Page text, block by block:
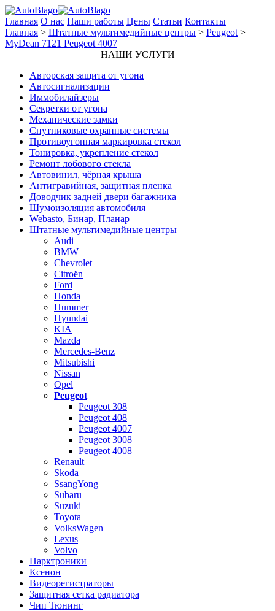
Главная О нас Наши работы Цены Статьи Контакты
Главная > Штатные мультимедийные центры > Peugeot >
MyDean 7121 Peugeot 4007
НАШИ УСЛУГИ
Авторская защита от угона
Автосигнализации
Иммобилайзеры
Секретки от угона
Механические замки
Спутниковые охранные системы
Противоугонная маркировка стекол
Тонировка, укрепление стекол
Ремонт лобового стекла
Автовинил, чёрная крыша
Антигравийная, защитная пленка
Доводчик задней двери багажника
Шумоизоляция автомобиля
Webasto, Бинар, Планар
Штатные мультимедийные центры
Audi
BMW
Chevrolet
Citroёn
Ford
Honda
Hummer
Hyundai
KIA
Mazda
Mercedes-Benz
Mitsubishi
Nissan
Opel
Peugeot
Peugeot 308
Peugeot 408
Peugeot 4007
Peugeot 3008
Peugeot 4008
Renault
Skoda
SsangYong
Subaru
Suzuki
Toyota
VolksWagen
Lexus
Volvo
Парктроники
Ксенон
Видеорегистраторы
Защитная сетка радиатора
Чип Тюнинг